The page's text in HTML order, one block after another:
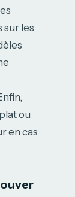
sur les
ou
en cas